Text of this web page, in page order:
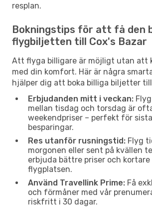
resplan.
Bokningstips för att få den
flygbiljetten till Cox's Bazar
Att flyga billigare är möjligt utan att
med din komfort. Här är några
hjälper dig att boka billiga biljetter till
Erbjudanden mitt i veckan:
mellan tisdag och torsdag är
weekendpriser – perfekt för
besparingar.
Res utanför rusningstid: Flyg
morgonen eller sent på kvällen
erbjuda bättre priser och kortare
flygplatsen.
Använd Travellink Prime: Få
och förmåner med vår
riskfritt i 30 dagar.